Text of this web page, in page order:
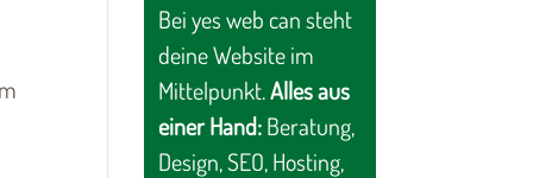
Bei yes web can steht
deine Website im
Mittelpunkt.Alles aus
einer Hand:Beratung,
Design, SEO, Hosting,